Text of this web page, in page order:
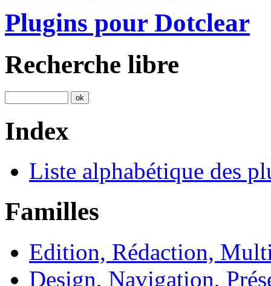
Plugins pour Dotclear
Recherche libre
Index
Liste alphabétique des
Familles
Edition, Rédaction,
Design, Navigation,